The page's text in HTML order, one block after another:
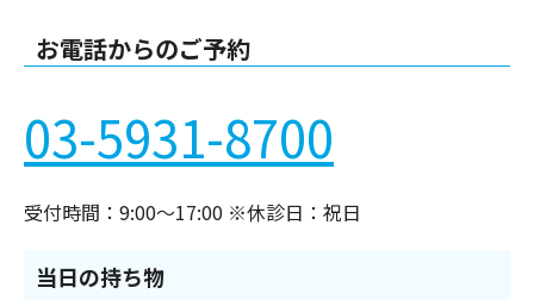
お電話からのご予約
03-5931-8700
受付時間：9:00〜17:00 ※休診日：祝日
当日の持ち物